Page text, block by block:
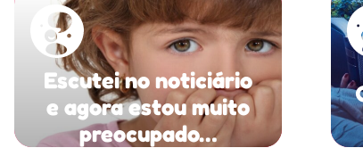
Escutei no noticiário
e agora estou muito
preocupado…